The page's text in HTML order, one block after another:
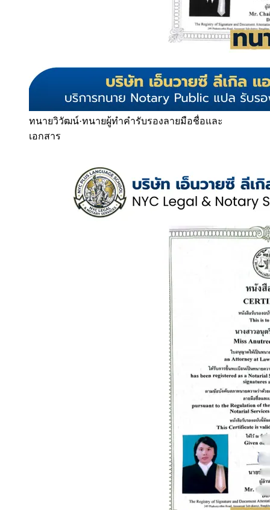
ทนายวิวัฒน์·ทนายผู้ทำคำรับรองลายมือชื่อและ
เอกสาร